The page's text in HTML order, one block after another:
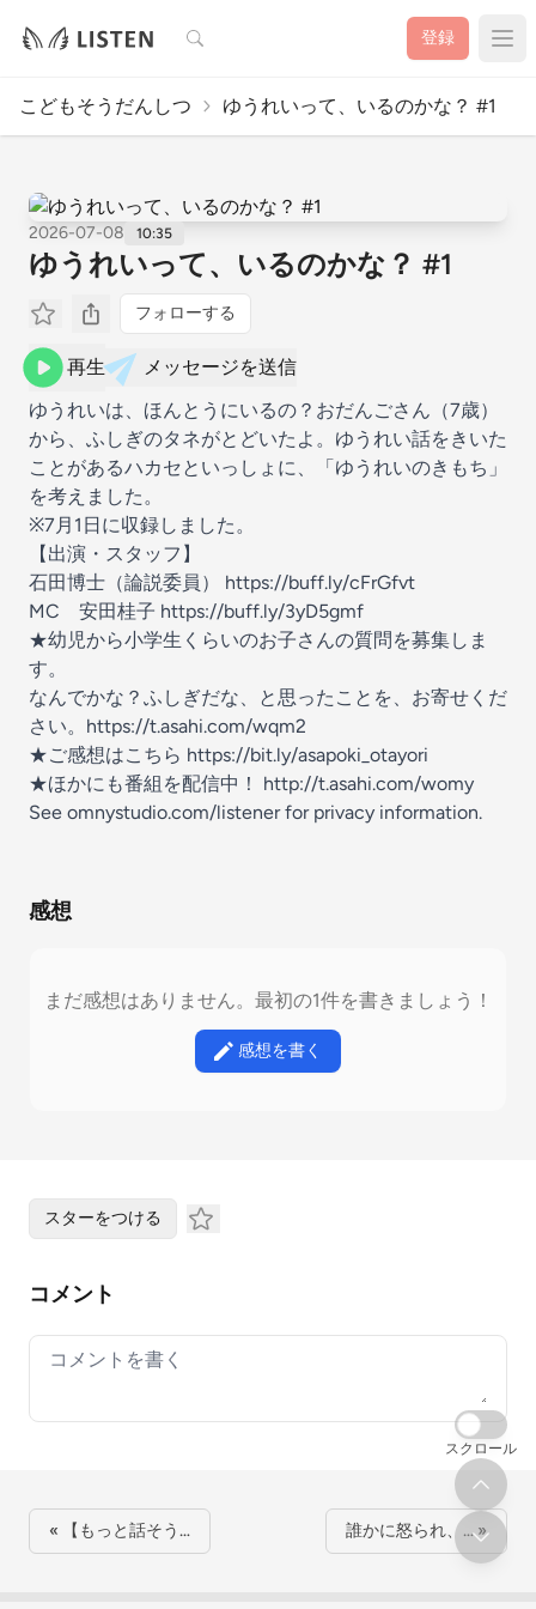
検索 登録
こどもそうだんしつ ゆうれいって、いるのかな？ #1
2026-07-08 10:35
ゆうれいって、いるのかな？ #1
フォローする
再生
メッセージを送信
ゆうれいは、ほんとうにいるの？おだんごさん（7歳）
から、ふしぎのタネがとどいたよ。ゆうれい話をきいた
ことがあるハカセといっしょに、「ゆうれいのきもち」
を考えました。
※7月1日に収録しました。
【出演・スタッフ】
石田博士（論説委員） https://buff.ly/cFrGfvt
MC 安田桂子 https://buff.ly/3yD5gmf
★幼児から小学生くらいのお子さんの質問を募集しま
す。
なんでかな？ふしぎだな、と思ったことを、お寄せくだ
さい。 https://t.asahi.com/wqm2
★ご感想はこちら https://bit.ly/asapoki_otayori
★ほかにも番組を配信中！ http://t.asahi.com/womy
See omnystudio.com/listenerfor privacy information.
感想
まだ感想はありません。最初の1件を書きましょう！
感想を書く
スターをつける
コメント
Your comment
« 【もっと話そう… 誰かに怒られ、… »
スクロール